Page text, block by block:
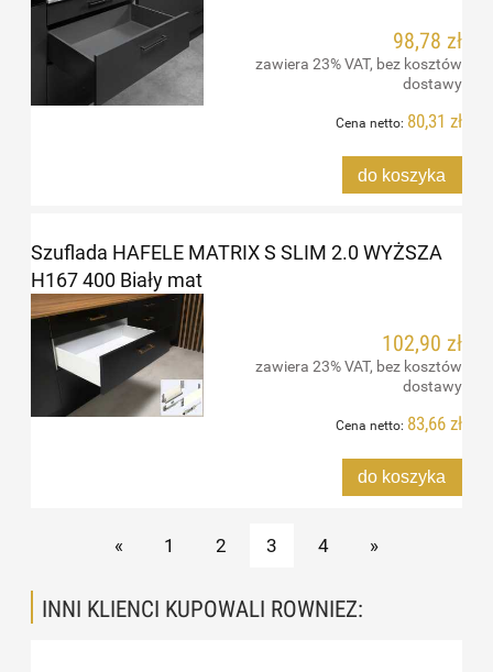
98,78 zł
zawiera 23% VAT, bez kosztów
dostawy
Cena netto: 80,31 zł
do koszyka
Szuflada HAFELE MATRIX S SLIM 2.0 WYŻSZA
H167 400 Biały mat
102,90 zł
zawiera 23% VAT, bez kosztów
dostawy
Cena netto: 83,66 zł
do koszyka
« 1 2 3 4 »
INNI KLIENCI KUPOWALI ROWNIEZ: